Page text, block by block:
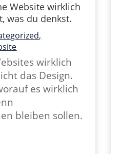
Website wirklich
was du denkst.
,
wirklich
das Design.
es wirklich
bleiben sollen.